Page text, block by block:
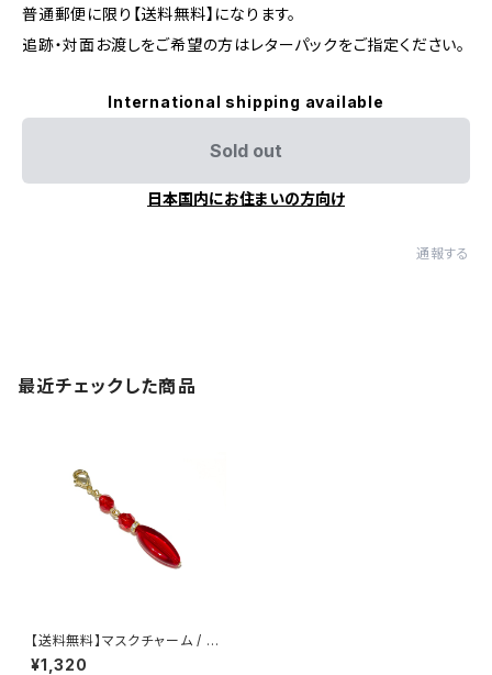
普通郵便に限り【送料無料】になります。
追跡・対面お渡しをご希望の方はレターパックをご指定ください。
International shipping available
Sold out
日本国内にお住まいの方向け
通報する
最近チェックした商品
【送料無料】マスクチャーム / M
C-015
¥1,320